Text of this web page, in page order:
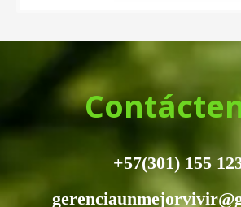
+57(301) 155